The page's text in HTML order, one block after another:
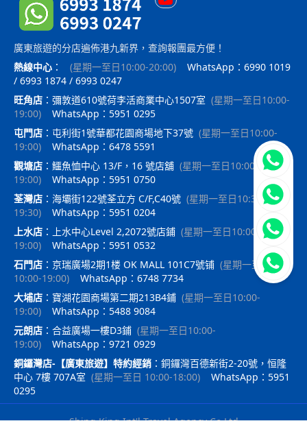
廣東旅遊的分店遍佈港九新界，查詢報團最方便！
熱線中心 ： (星期一至日10:00-20:00)
WhatsApp：6990 1019
/ 6993 1874 / 6993 0247
旺角店 ： 彌敦道610號荷李活商業中心1507室 (星期一至日10:00-
19:00)
WhatsApp：5951 0295
屯門店 ： 屯利街1號華都花園商場地下37號 (星期一至日10:00-
19:00)
WhatsApp：6478 5591
觀塘店 ： 鱷魚恤中心 13/F，16 號店舖 (星期一至日10:00-
19:00)
WhatsApp：5951 0750
荃灣店 ： 海壩街122號荃立方 C/F,C40號 (星期一至日10:30-
19:30)
WhatsApp：5951 0204
上水店 ： 上水中心Level 2,2072號店鋪 (星期一至日10:00-
19:00)
WhatsApp：5951 0532
石門店 ： 京瑞廣場2期1楼 OK MALL 101C7號铺 (星期一至日
10:00-19:00)
WhatsApp：6748 7734
大埔店 ： 寶湖花園商場第二期213B4鋪 (星期一至日10:00-
19:00)
WhatsApp：5488 9084
元朗店 ： 合益廣場一樓D3鋪 (星期一至日10:00-
19:00)
WhatsApp：9721 0929
銅鑼灣店-【廣東旅遊】特約經銷 ： 銅鑼灣百德新街2-20號，恒隆
中心 7樓 707A室 (星期一至日 10:00-18:00)
WhatsApp：5951
0295
Shing King Int'l Travel Agency Co Ltd
立即